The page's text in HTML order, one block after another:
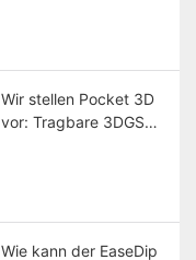
Wir stellen Pocket 3D
vor: Tragbare 3DGS-
Wie kann der EaseDip